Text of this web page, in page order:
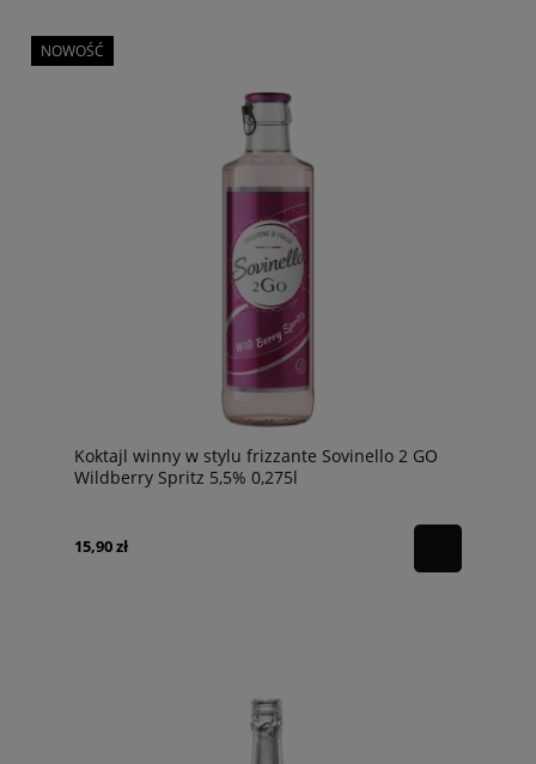
Koktajl winny w stylu frizzante Sovinello 2 GO
Wildberry Spritz 5,5% 0,275l
15,90 zł
NOWOŚĆ